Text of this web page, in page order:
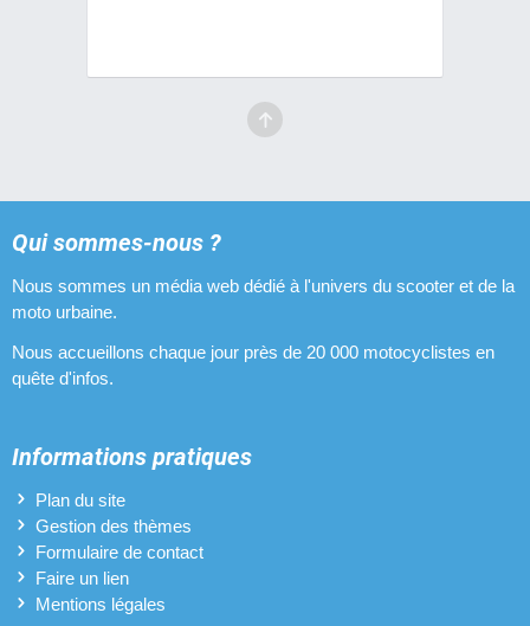
Qui sommes-nous ?
Nous sommes un média web dédié à l'univers du scooter et de la
moto urbaine.
Nous accueillons chaque jour près de 20 000 motocyclistes en
quête d'infos.
Informations pratiques
Plan du site
Gestion des thèmes
Formulaire de contact
Faire un lien
Mentions légales